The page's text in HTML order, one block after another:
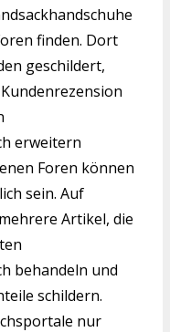
finden. Dort
geschildert,
erweitern
Foren können
sein. Auf
Artikel, die
behandeln und
schildern.
nur